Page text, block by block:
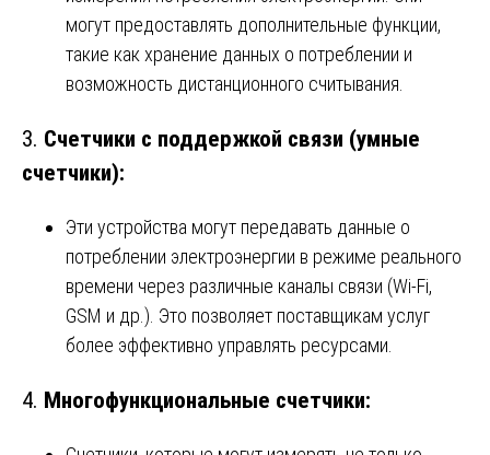
могут предоставлять дополнительные функции,
такие как хранение данных о потреблении и
возможность дистанционного считывания.
3. Счетчики с поддержкой связи (умные
счетчики):
Эти устройства могут передавать данные о
потреблении электроэнергии в режиме реального
времени через различные каналы связи (Wi-Fi,
GSM и др.). Это позволяет поставщикам услуг
более эффективно управлять ресурсами.
4. Многофункциональные счетчики: